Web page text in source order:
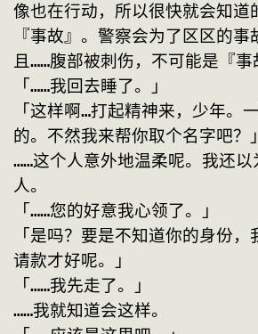
像也在行动，所以很快就会知道
『事故』。警察会为了区区的事
且……腹部被刺伤，不可能是『事
「……我回去睡了。」
「这样啊…打起精神来，少年。
的。不然我来帮你取个名字吧？」
……这个人意外地温柔呢。我还以
人。
「……您的好意我心领了。」
「是吗？要是不知道你的身份
请款才好呢。」
「……我先走了。」
……我就知道会这样。